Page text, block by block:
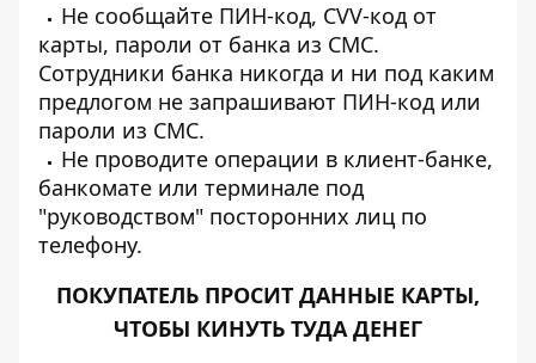
Не сообщайте ПИН-код, CVV-код от
карты, пароли от банка из СМС.
Сотрудники банка никогда и ни под каким
предлогом не запрашивают ПИН-код или
пароли из СМС.
Не проводите операции в клиент-банке,
банкомате или терминале под
"руководством" посторонних лиц по
телефону.
ПОКУПАТЕЛЬ ПРОСИТ ДАННЫЕ КАРТЫ,
ЧТОБЫ КИНУТЬ ТУДА ДЕНЕГ